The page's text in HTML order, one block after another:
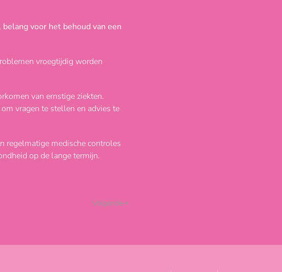
voor het behoud van een
vroegtijdig worden
van ernstige ziekten.
vragen te stellen en advies te
regelmatige medische controles
op de lange termijn.
Volgende